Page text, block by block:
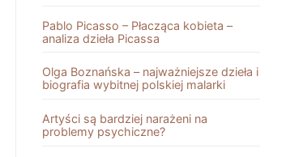
Pablo Picasso – Płacząca kobieta –
analiza dzieła Picassa
Olga Boznańska – najważniejsze dzieła i
biografia wybitnej polskiej malarki
Artyści są bardziej narażeni na
problemy psychiczne?